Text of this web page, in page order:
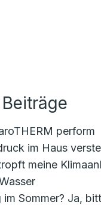
perform
im Haus
meine
im Sommer? Ja,